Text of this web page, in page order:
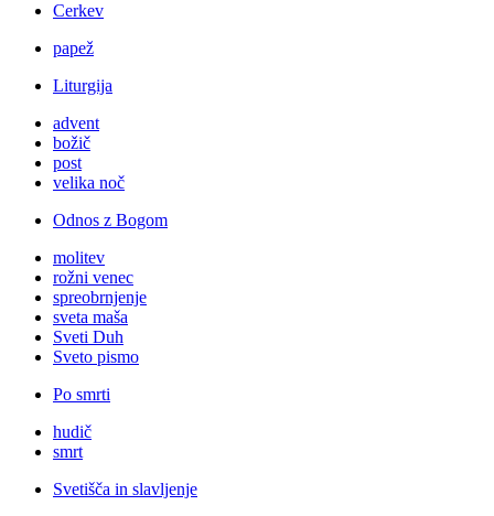
Cerkev
papež
Liturgija
advent
božič
post
velika noč
Odnos z Bogom
molitev
rožni venec
spreobrnjenje
sveta maša
Sveti Duh
Sveto pismo
Po smrti
hudič
smrt
Svetišča in slavljenje